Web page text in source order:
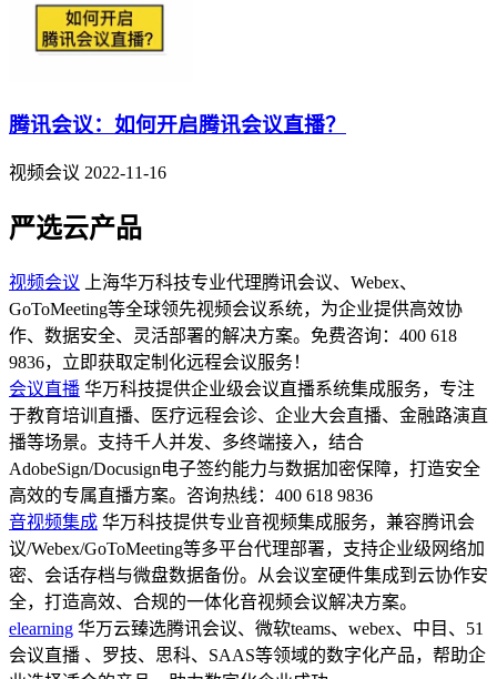
腾讯会议：如何开启腾讯会议直播？
视频会议 2022-11-16
严选云产品
视频会议
上海华万科技专业代理腾讯会议、Webex、
GoToMeeting等全球领先视频会议系统，为企业提供高效协
作、数据安全、灵活部署的解决方案。免费咨询：400 618
9836，立即获取定制化远程会议服务！
会议直播 华万科技提供企业级会议直播系统集成服务，专注
于教育培训直播、医疗远程会诊、企业大会直播、金融路演直
播等场景。支持千人并发、多终端接入，结合
AdobeSign/Docusign电子签约能力与数据加密保障，打造安全
高效的专属直播方案。咨询热线：400 618 9836
音视频集成 华万科技提供专业音视频集成服务，兼容腾讯会
议/Webex/GoToMeeting等多平台代理部署，支持企业级网络加
密、会话存档与微盘数据备份。从会议室硬件集成到云协作安
全，打造高效、合规的一体化音视频会议解决方案。
elearning 华万云臻选腾讯会议、微软teams、webex、中目、51
会议直播 、罗技、思科、SAAS等领域的数字化产品，帮助企